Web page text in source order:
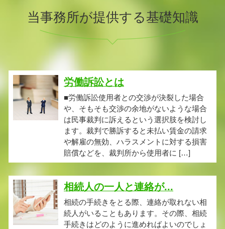
当事務所が提供する基礎知識
労働訴訟とは
■労働訴訟使用者との交渉が決裂した場合
や、そもそも交渉の余地がないような場合
は民事裁判に訴えるという選択肢を検討し
ます。裁判で勝訴すると未払い賃金の請求
や解雇の無効、ハラスメントに対する損害
賠償などを、裁判所から使用者に […]
相続人の一人と連絡が...
相続の手続きをとる際、連絡が取れない相
続人がいることもあります。その際、相続
手続きはどのように進めればよいのでしょ